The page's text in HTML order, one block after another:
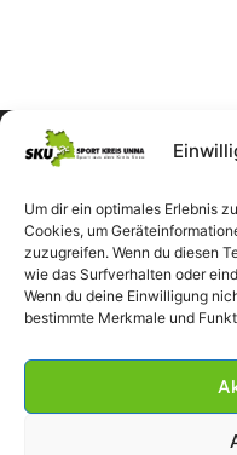
Um dir ein optimales Erlebnis
Cookies, um
zuzugreifen. Wenn du diesen
wie das Surfverhalten oder
Wenn du deine Einwilligung
bestimmte Merkmale und